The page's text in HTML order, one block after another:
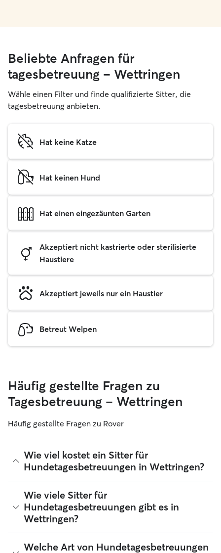
Beliebte Anfragen für
tagesbetreuung – Wettringen
Wähle einen Filter und finde qualifizierte Sitter, die
tagesbetreuung anbieten.
Hat keine Katze
Hat keinen Hund
Hat einen eingezäunten Garten
Akzeptiert nicht kastrierte oder sterilisierte
Haustiere
Akzeptiert jeweils nur ein Haustier
Betreut Welpen
Häufig gestellte Fragen zu
Tagesbetreuung – Wettringen
Häufig gestellte Fragen zu Rover
Wie viel kostet ein Sitter für
Hundetagesbetreuungen in Wettringen?
Sitter können ihre Preise bei Rover frei festlegen. Die
durchschnittlichen Kosten für einen Hundesitter für
Tagesbetreuungen bei Rover in Wettringen betragen seit
August 2026 etwa 23 pro Tag, einschließlich der
und die deines Hundes anpasst.
Wie viele Sitter für
Hundetagesbetreuungen gibt es in
Wettringen?
Seit August 2026 bieten 55 Sitter Hundetagesbetreuungen
Welche Art von Hundetagesbetreuungen